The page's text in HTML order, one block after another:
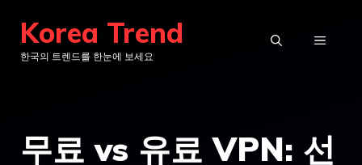
Korea Trend
한국의 트렌드를 한눈에 보세요
메
무료 vs 유료 VPN: 선